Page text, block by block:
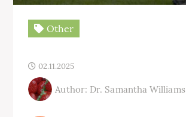
Other
02.11.2025
Author: Dr. Samantha Williams